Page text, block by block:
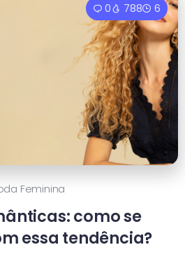
0 788 6
Feminina
como se
essa tendência?